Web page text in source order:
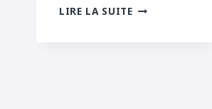
LIRE LA SUITEÉCUREUIL